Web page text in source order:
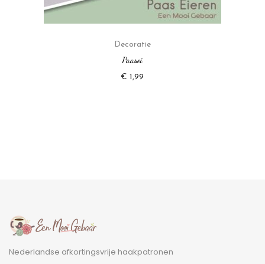
Decoratie
Paasei
€ 1,99
Nederlandse afkortingsvrije haakpatronen